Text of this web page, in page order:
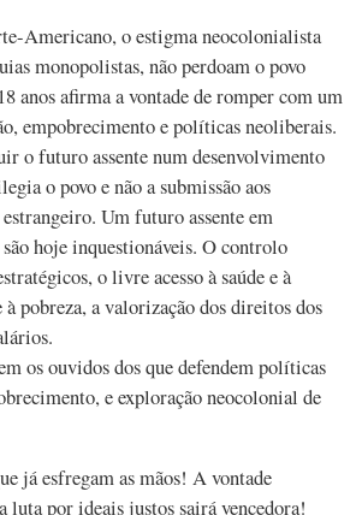
Americano, o estigma neocolonialista
monopolistas, não perdoam o povo
anos afirma a vontade de romper com um
empobrecimento e políticas neoliberais.
o futuro assente num desenvolvimento
o povo e não a submissão aos
Um futuro assente em
hoje inquestionáveis. O controlo
o livre acesso à saúde e à
à pobreza, a valorização dos direitos dos
os ouvidos dos que defendem políticas
e exploração neocolonial de
já esfregam as mãos! A vontade
luta por ideais justos sairá vencedora!